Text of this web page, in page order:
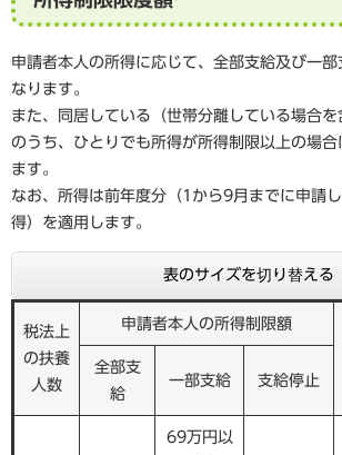
申請者本人の所得に応じて、全部支給及び一部
なります。
また、同居している（世帯分離している場合
のうち、ひとりでも所得が所得制限以上の場合
ます。
なお、所得は前年度分（1から9月までに申請
得）を適用します。
表のサイズを切り替える
税法上
の扶養
人数
申請者本人の所得制限額
全部支
給
一部支給 支給停止
69万円以